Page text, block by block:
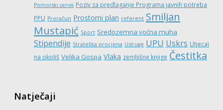
Pomorski servis Poziv za predlaganje Programa javnih potreba
PPU Proračun Prostorni plan referent Smiljan
Mustapić Sport Sredozemna voćna muha
Stipendije Strateška procjena Udruge UPU Uskrs Utjecaj
na okoliš Velika Gospa Vlaka zemljišne knjige Čestitka
Natječaji